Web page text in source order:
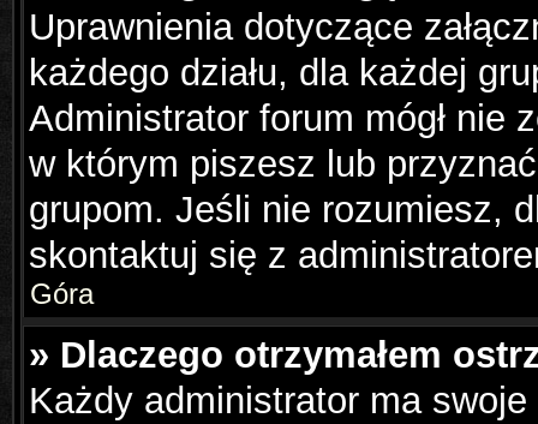
Uprawnienia dotyczące
każdego działu, dla każdej
Administrator forum mógł nie
w którym piszesz lub
grupom. Jeśli nie rozumiesz,
skontaktuj się z
Góra
» Dlaczego otrzymałem
Każdy administrator ma